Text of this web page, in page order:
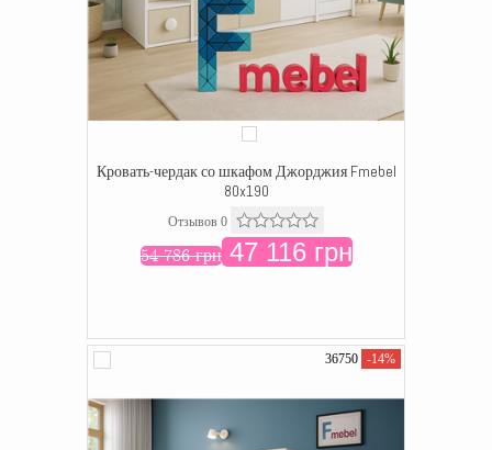
Кровать-чердак со шкафом Джорджия Fmebel
80x190
Отзывов 0
54 786 грн47 116 грн
36750 -14%